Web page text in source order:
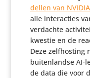
dellen van
alle inter­ac­ties
verdachte
kwestie en de
Deze zelf­hos­ting
buiten­landse AI-
de data die voor